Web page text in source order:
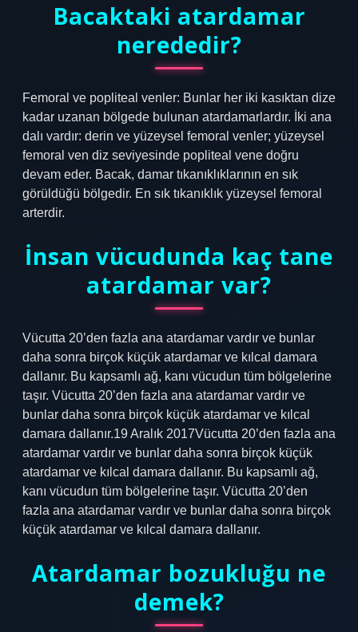
Bacaktaki atardamar
nerededir?
Femoral ve popliteal venler: Bunlar her iki kasıktan dize
kadar uzanan bölgede bulunan atardamarlardır. İki ana
dalı vardır: derin ve yüzeysel femoral venler; yüzeysel
femoral ven diz seviyesinde popliteal vene doğru
devam eder. Bacak, damar tıkanıklıklarının en sık
görüldüğü bölgedir. En sık tıkanıklık yüzeysel femoral
arterdir.
İnsan vücudunda kaç tane
atardamar var?
Vücutta 20’den fazla ana atardamar vardır ve bunlar
daha sonra birçok küçük atardamar ve kılcal damara
dallanır. Bu kapsamlı ağ, kanı vücudun tüm bölgelerine
taşır. Vücutta 20’den fazla ana atardamar vardır ve
bunlar daha sonra birçok küçük atardamar ve kılcal
damara dallanır.19 Aralık 2017Vücutta 20’den fazla ana
atardamar vardır ve bunlar daha sonra birçok küçük
atardamar ve kılcal damara dallanır. Bu kapsamlı ağ,
kanı vücudun tüm bölgelerine taşır. Vücutta 20’den
fazla ana atardamar vardır ve bunlar daha sonra birçok
küçük atardamar ve kılcal damara dallanır.
Atardamar bozukluğu ne
demek?